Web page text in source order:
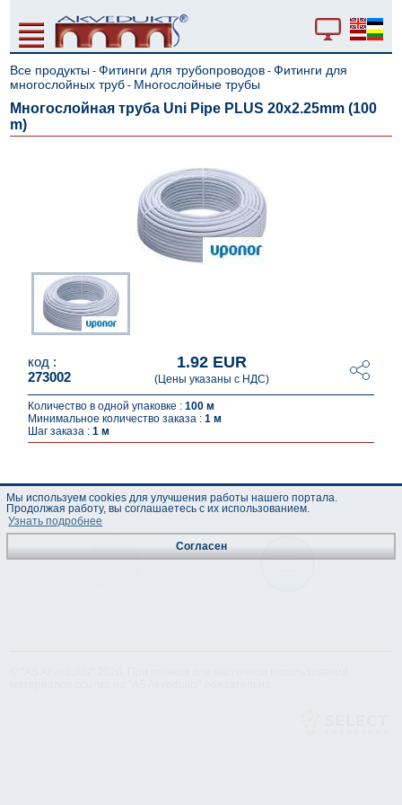
Все продукты -Фитинги для трубопроводов -Фитинги для
многослойных труб - Многослойные трубы
Многослойная труба Uni Pipe PLUS 20x2.25mm (100
m)
код :
273002
1.92 EUR
(Цены указаны с НДС)
Количество в одной упаковке :100 м
Минимальное количество заказа :1 м
Шаг заказа :1 м
Мы используем cookies для улучшения работы нашего портала.
Продолжая работу, вы соглашаетесь с их использованием.
Узнать подробнее
Согласен